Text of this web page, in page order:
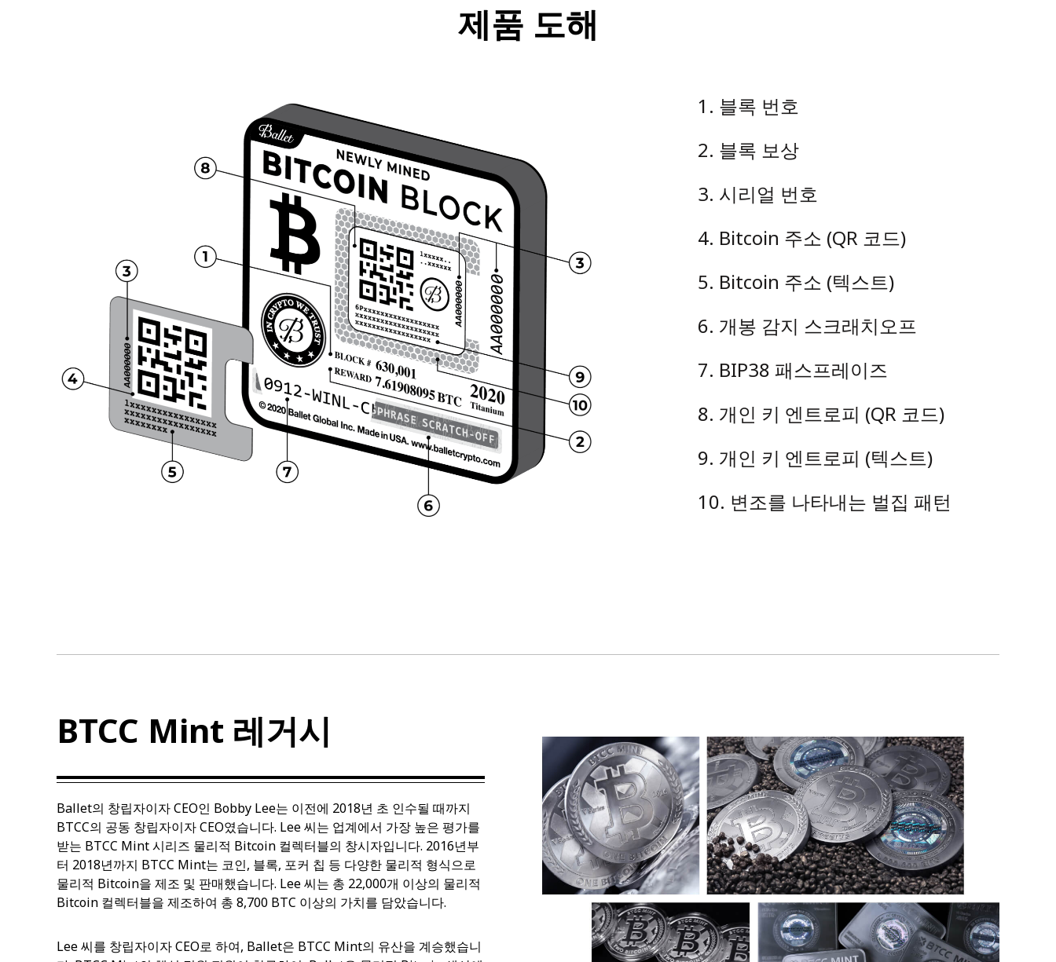
제품 도해
1 . 블록 번호
2. 블록 보상
3. 시리얼 번호
4. Bitcoin 주소 (QR 코드)
5. Bitcoin 주소 (텍스트)
6. 개봉 감지 스크래치오프
7. BIP38 패스프레이즈
8. 개인 키 엔트로피 (QR 코드)
9. 개인 키 엔트로피 (텍스트)
10. 변조를 나타내는 벌집 패턴
BTCC Mint 레거시
Ballet의 창립자이자 CEO인 Bobby Lee는 이전에 2018년 초 인수될 때까지
BTCC의 공동 창립자이자 CEO였습니다. Lee 씨는 업계에서 가장 높은 평가를
받는 BTCC Mint 시리즈 물리적 Bitcoin 컬렉터블의 창시자입니다. 2016년부
터 2018년까지 BTCC Mint는 코인, 블록, 포커 칩 등 다양한 물리적 형식으로
물리적 Bitcoin을 제조 및 판매했습니다. Lee 씨는 총 22,000개 이상의 물리적
Bitcoin 컬렉터블을 제조하여 총 8,700 BTC 이상의 가치를 담았습니다.
Lee 씨를 창립자이자 CEO로 하여, Ballet은 BTCC Mint의 유산을 계승했습니